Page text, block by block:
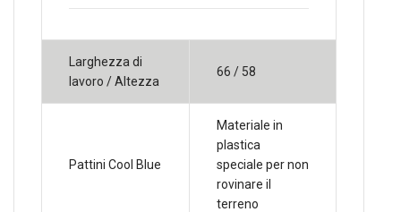
Larghezza di
lavoro / Altezza
66 / 58
Pattini Cool Blue
Materiale in
plastica
speciale per non
rovinare il
terreno